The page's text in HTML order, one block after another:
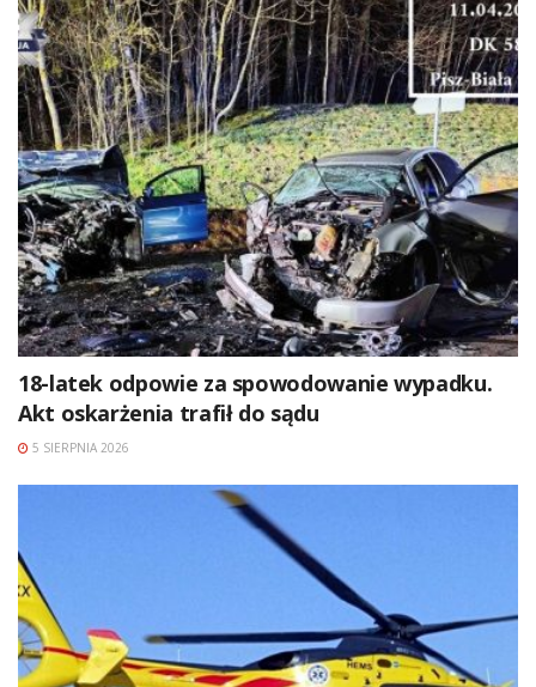
18-latek odpowie za spowodowanie wypadku.
Akt oskarżenia trafił do sądu
5 SIERPNIA 2026